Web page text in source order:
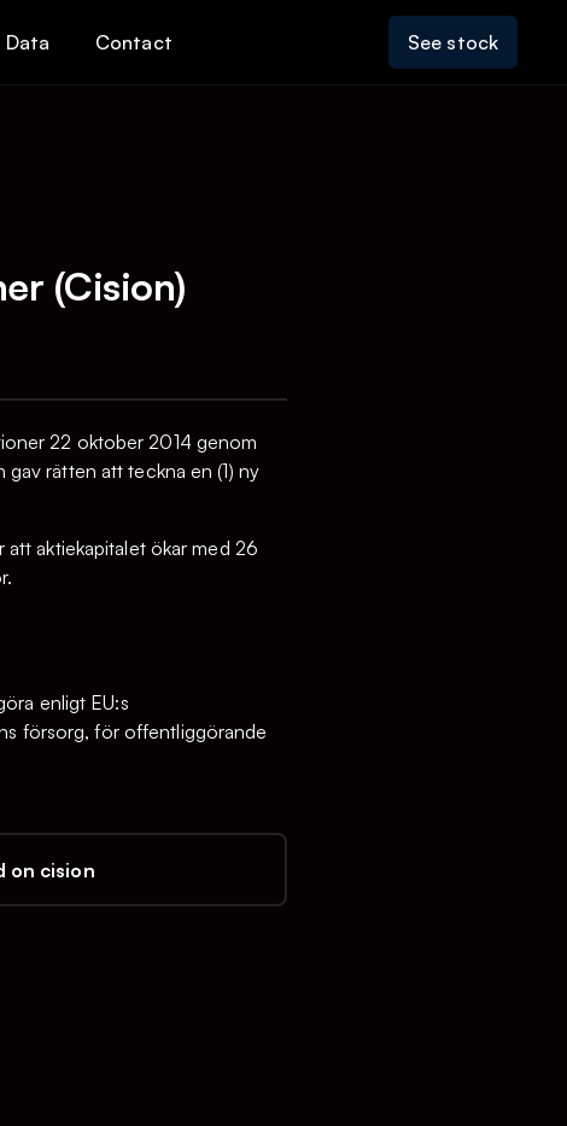
Data Contact See stock
(Cision)
22 oktober 2014 genom
rätten att teckna en (1) ny
aktiekapitalet ökar med 26
enligt EU:s
försorg, för offentliggörande
on cision